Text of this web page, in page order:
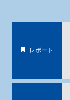
レポート